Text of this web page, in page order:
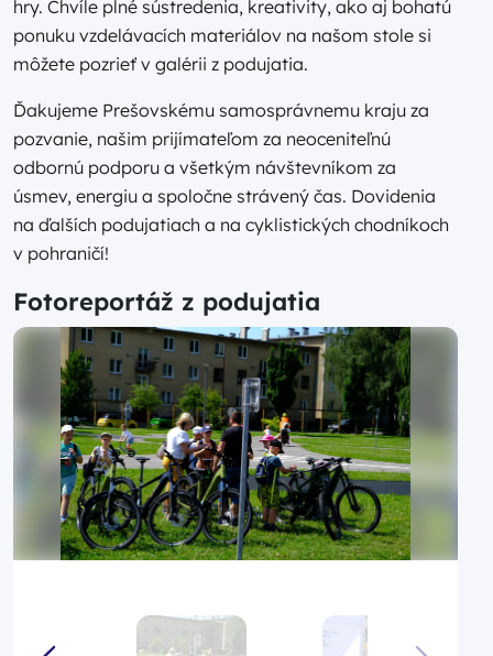
hry. Chvíle plné sústredenia, kreativity, ako aj bohatú
ponuku vzdelávacích materiálov na našom stole si
môžete pozrieť v galérii z podujatia.
Ďakujeme Prešovskému samosprávnemu kraju za
pozvanie, našim prijímateľom za neoceniteľnú
odbornú podporu a všetkým návštevníkom za
úsmev, energiu a spoločne strávený čas. Dovidenia
na ďalších podujatiach a na cyklistických chodníkoch
v pohraničí!
Fotoreportáž z podujatia